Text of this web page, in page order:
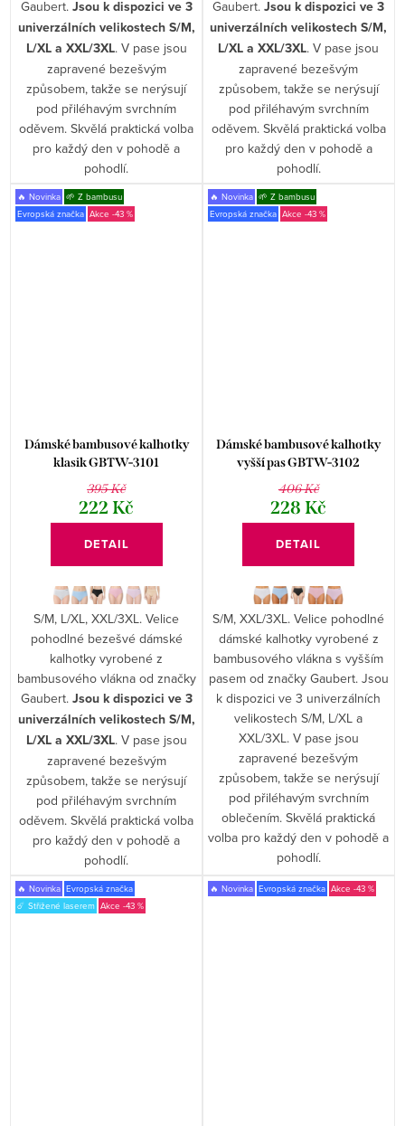
Gaubert. Jsou k dispozici ve 3
univerzálních velikostech S/M,
L/XL a XXL/3XL. V pase jsou
zapravené bezešvým
způsobem, takže se nerýsují
pod přiléhavým svrchním
oděvem. Skvělá praktická volba
pro každý den v pohodě a
pohodlí.
Gaubert.Jsou k dispozici ve 3
univerzálních velikostech S/M,
L/XL a XXL/3XL. V pase jsou
zapravené bezešvým
způsobem, takže se nerýsují
pod přiléhavým svrchním
oděvem. Skvělá praktická volba
pro každý den v pohodě a
pohodlí.
🔥 Novinka 🌱 Z bambusu
Evropská značka
-43 %
Dámské bambusové kalhotky
klasik GBTW-3101
395 Kč
222 Kč
DETAIL
S/M, L/XL, XXL/3XL. Velice
pohodlné bezešvé dámské
kalhotky vyrobené z
bambusového vlákna od značky
Gaubert. Jsou k dispozici ve 3
univerzálních velikostech S/M,
L/XL a XXL/3XL. V pase jsou
zapravené bezešvým
způsobem, takže se nerýsují
pod přiléhavým svrchním
oděvem. Skvělá praktická volba
pro každý den v pohodě a
pohodlí.
🔥 Novinka 🌱 Z bambusu
Evropská značka
-43 %
Dámské bambusové kalhotky
vyšší pas GBTW-3102
406 Kč
228 Kč
DETAIL
S/M, XXL/3XL. Velice pohodlné
dámské kalhotky vyrobené z
bambusového vlákna s vyšším
pasem od značky Gaubert. Jsou
k dispozici ve 3 univerzálních
velikostech S/M, L/XL a
XXL/3XL. V pase jsou
zapravené bezešvým
způsobem, takže se nerýsují
pod přiléhavým svrchním
oblečením. Skvělá praktická
volba pro každý den v pohodě a
pohodlí.
🔥 Novinka Evropská značka
☄️ Střižené laserem
-43 %
🔥 Novinka Evropská značka -43 %